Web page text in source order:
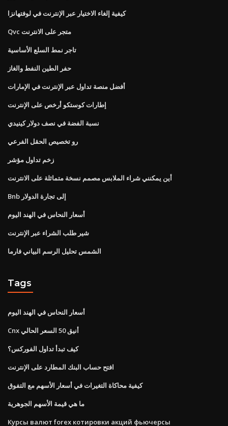
كيفية إلغاء الاختيار عبر الإنترنت في لوفتهانزا
Qvc متجر على الانترنت
تاجر نمط السلع الأساسية
حفر الطين النفط والغاز
أفضل منصة تداول عبر الإنترنت في الإمارات
إطارات كوستكو أرخص على الإنترنت
نسبة الفضة في نصف دولار كينيدي
رو تخصيص الحقل الفرعي
زخم تداول مؤشر
أين يمكنني شراء الملابس مصمم نسخة متماثلة على الانترنت
Bnb إلى تجارة الدولار
أسعار النحاس في الهند اليوم
شير طلب الشراء عبر الإنترنت
الشمس تحليل الرسم البياني فارما
Tags
أسعار النحاس في الهند اليوم
Cnx أنيق 50 السعر الحالي
كيف تبدأ تداول الفوركس؟
افتح حساب البنك المطارد على الإنترنت
كيفية محاكاة التغيرات في أسعار الأسهم مع التفوق
ما هي قيمة الأسهم الجوهرية
Курсы валют forex котировки акций фьючерсы